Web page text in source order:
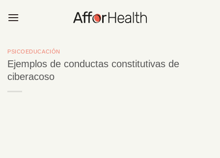
PSICOEDUCACIÓN
Ejemplos de conductas constitutivas de
ciberacoso